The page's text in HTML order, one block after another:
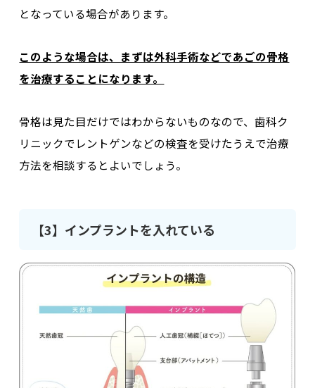
となっている場合があります。
このような場合は、まずは外科手術などであごの骨格
を治療することになります。
骨格は見た目だけではわからないものなので、歯科ク
リニックでレントゲンなどの検査を受けたうえで治療
方法を相談する とよいでしょう。
【3】インプラントを入れている